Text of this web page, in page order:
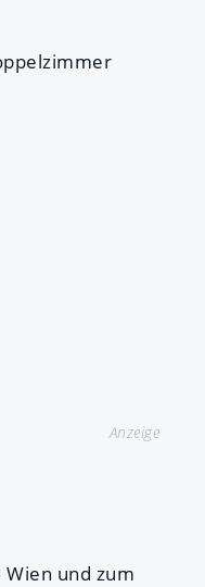
Anzeige
und zum